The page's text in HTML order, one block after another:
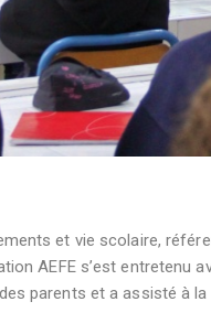
et vie scolaire,
AEFE s’est entretenu
parents et a assisté à